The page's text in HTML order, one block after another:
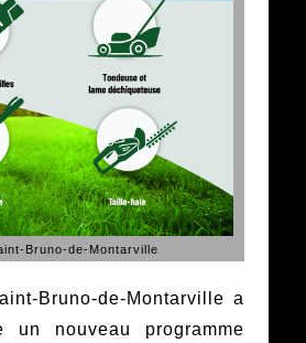
Bruno-de-Montarville
Bruno-de-Montarville a
un nouveau programme